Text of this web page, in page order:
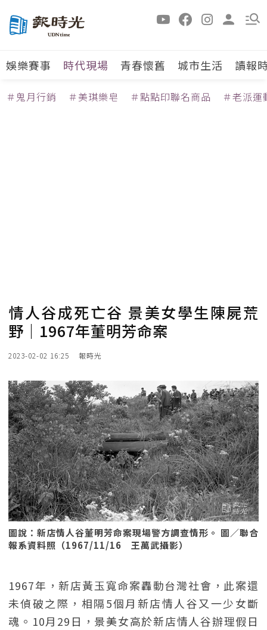
娛樂賽事 時代現場 青春懷舊 城市生活 讀報
＃鬼月行銷 ＃美琪樂皂 ＃點點印聯名商品 ＃老派運
情人谷成死亡谷 景美女學生陳屍荒
野｜1967年董明芳命案
2023-02-02 16:25 報時光
圖說：新店情人谷董明芳命案現場警方調查情形。 圖／聯合
報系資料照（1967/11/16 王萬武攝影）
1967年，新店黃玉寬命案轟動台灣社會，此案還
未偵破之際，相隔5個月新店情人谷又一少女斷
魂。10月29日，景美女高於新店情人谷辦理假日